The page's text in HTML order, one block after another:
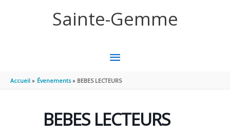
Sainte-Gemme
MENU
PRINCIPAL
Accueil Évenements BEBES LECTEURS
BEBES LECTEURS